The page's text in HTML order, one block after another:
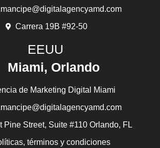
Carrera 19B #92-50
EEUU
Miami, Orlando
de Marketing Digital Miami
Pine Street, Suite #110 Orlando, FL
términos y condiciones